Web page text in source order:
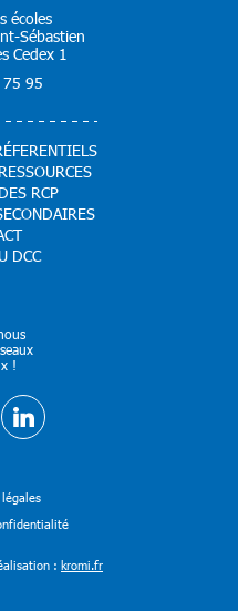
écoles
Sébastien
Cedex 1
95
RCP
DCC
!
: kromi.fr